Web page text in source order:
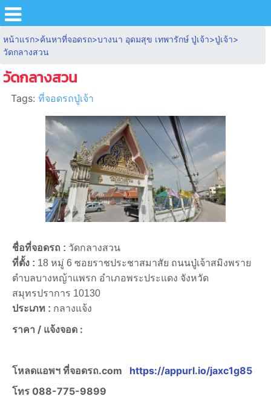
หน้าแรก>ค้นหาที่จอดรถ>บางนา อุดมสุข เทพารักษ์ ปู่เจ้า>ปู่เจ้า>
วัดกลางสวน
วัดกลางสวน
Tags:ที่จอดรถปู่เจ้า
ชื่อที่จอดรถ : วัดกลางสวน
ที่ตั้ง : 18 หมู่ 6 ซอยราชประชาสมาสัย ถนนปู่เจ้าสมิงพราย
ตำบลบางหญ้าแพรก อำเภอพระประแดง จังหวัด
สมุทรปราการ 10130
ประเภท : กลางแจ้ง
ราคา / แจ้งจอด :
โหลดแอพฯ ที่จอดรถ.com
https://appurl.io/jaxc1g85
โทร 088-775-9899